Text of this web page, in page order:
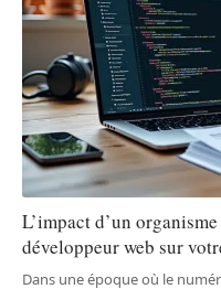
L’impact d’un
développeur web sur
Dans une époque où le